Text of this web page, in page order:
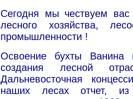
Сегодня мы чествуем вас
лесного хозяйства,
промышленности !
Освоение бухты Ванина
создания лесной
Дальневосточная
наших лесах отчет, из